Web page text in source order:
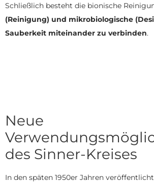
Schließlich besteht die bionische
(Reinigung) und mikrobiologische
Sauberkeit miteinander zu verbinden.
Neue
des Sinner-Kreises
In den späten 1950er Jahren